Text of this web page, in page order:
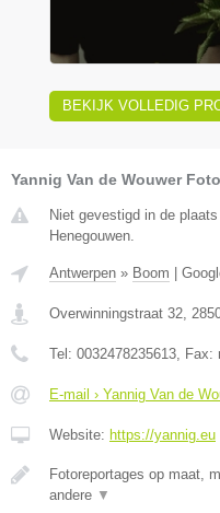
BEKIJK VOLLEDIG
Yannig Van de Wouwer
Niet gevestigd in de
Henegouwen.
Antwerpen » Boom
Overwinningstraat 32
Tel: 0032478235613 , Fax:
E-mail › Yannig Van de
Website: https://yannig.eu
Fotoreportages op maat,
andere ▼